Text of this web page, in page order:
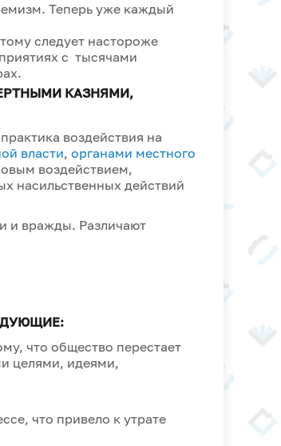
Теперь уже каждый
следует настороже
с тысячами
КАЗНЯМИ,
воздействия на
власти, органами местного
воздействием,
насильственных действий
и вражды. Различают
что общество перестает
целями, идеями,
что привело к утрате